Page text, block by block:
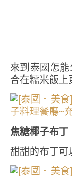
來到泰國怎
合在糯米飯上
焦糖椰子布丁
甜甜的布丁可